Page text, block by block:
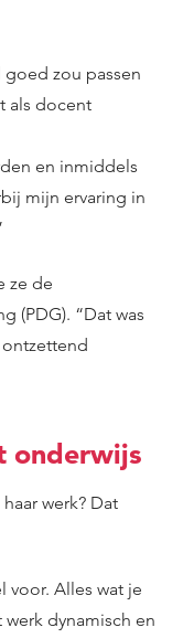
zou passen
als docent
en inmiddels
mijn ervaring in
ze de
(PDG). “Dat was
onderwijs
werk? Dat
voor. Alles wat je
dynamisch en